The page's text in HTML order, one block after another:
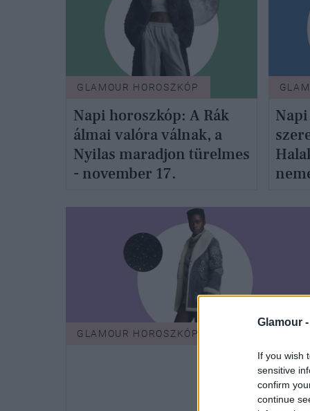
Glamour -
If you wish
sensitive
confirm
continue
GLAMOUR HOROSZKÓP
Napi horoszkóp: A Rák
álmai valóra válnak, a
Nyilas maradjon türelmes
- november 17.
GLAMOUR HOROSZKÓP